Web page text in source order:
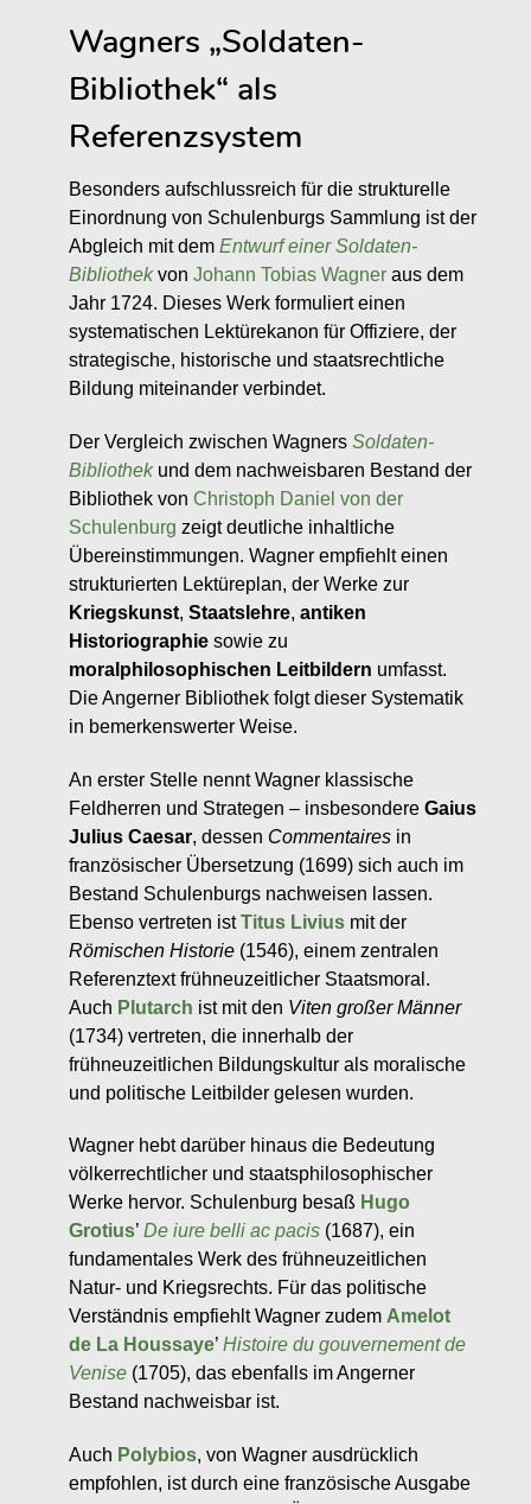
Wagners „Soldaten-
Bibliothek“ als
Referenzsystem
Besonders aufschlussreich für die strukturelle
Einordnung von Schulenburgs Sammlung ist der
Abgleich mit dem Entwurf einer Soldaten-
Bibliothekvon Johann Tobias Wagner aus dem
Jahr 1724. Dieses Werk formuliert einen
systematischen Lektürekanon für Offiziere, der
strategische, historische und staatsrechtliche
Bildung miteinander verbindet.
Der Vergleich zwischen Wagners Soldaten-
Bibliothekund dem nachweisbaren Bestand der
Bibliothek von Christoph Daniel von der
Schulenburg zeigt deutliche inhaltliche
Übereinstimmungen. Wagner empfiehlt einen
strukturierten Lektüreplan, der Werke zur
Kriegskunst, Staatslehre, antiken
Historiographie sowie zu
moralphilosophischen Leitbildern umfasst.
Die Angerner Bibliothek folgt dieser Systematik
in bemerkenswerter Weise.
An erster Stelle nennt Wagner klassische
Feldherren und Strategen – insbesondere Gaius
Julius Caesar, dessen Commentaires in
französischer Übersetzung (1699) sich auch im
Bestand Schulenburgs nachweisen lassen.
Ebenso vertreten istTitus Livius mit der
Römischen Historie (1546), einem zentralen
Referenztext frühneuzeitlicher Staatsmoral.
Auch Plutarch ist mit den Viten großer Männer
(1734) vertreten, die innerhalb der
frühneuzeitlichen Bildungskultur als moralische
und politische Leitbilder gelesen wurden.
Wagner hebt darüber hinaus die Bedeutung
völkerrechtlicher und staatsphilosophischer
Werke hervor. Schulenburg besaß Hugo
Grotius’ De iure belli ac pacis (1687), ein
fundamentales Werk des frühneuzeitlichen
Natur- und Kriegsrechts. Für das politische
Verständnis empfiehlt Wagner zudem Amelot
de La Houssaye’ Histoire du gouvernement de
Venise (1705), das ebenfalls im Angerner
Bestand nachweisbar ist.
Auch Polybios, von Wagner ausdrücklich
empfohlen, ist durch eine französische Ausgabe